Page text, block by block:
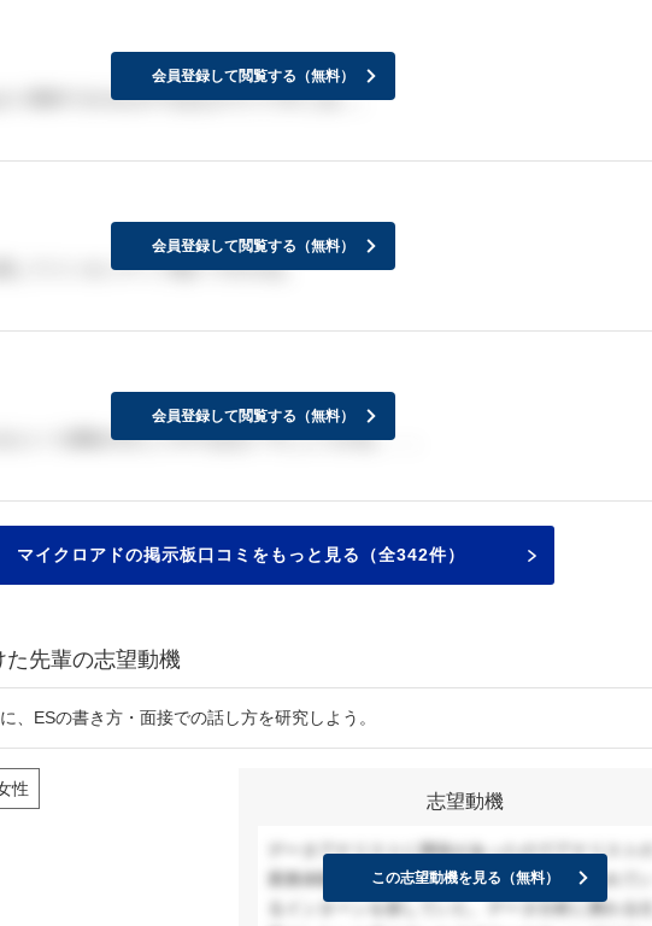
り期待できるものではなさそうですしね…。
会員登録して閲覧する（無料）
してインセンティブ狙いですかね。
会員登録して閲覧する（無料）
という感覚が正しいのではないでしょうかね。。。
会員登録して閲覧する（無料）
マイクロアドの掲示板口コミをもっと見る（全342件）
先輩の志望動機
、ESの書き方・面接での話し方を研究しよう。
性
志望動機
データアナリストに興味があったのでアナリストの
業務体験ができ、なおかつ文系学生を受け入れてい
るインターンを探していた。データ分析に携わる仕
この志望動機を見る（無料）